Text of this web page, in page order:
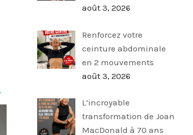
août 3, 2026
Renforcez votre
ceinture abdominale
en 2 mouvements
août 3, 2026
L’incroyable
transformation de Joan
MacDonald à 70 ans